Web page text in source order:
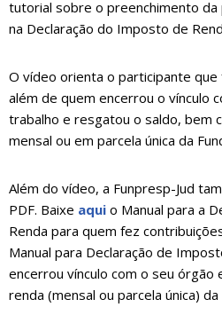
tutorial sobre o preenchimento
na Declaração do Imposto de
O vídeo orienta o participante
além de quem encerrou o vínculo
trabalho e resgatou o saldo, bem
mensal ou em parcela única da
Além do vídeo, a Funpresp-Jud
PDF. Baixe aqui o Manual para a
Renda para quem fez
Manual para Declaração de
encerrou vínculo com o seu
renda (mensal ou parcela única)